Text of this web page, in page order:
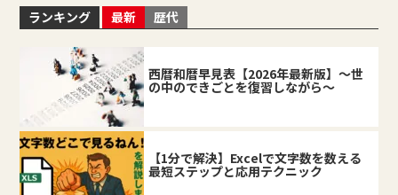
ランキング 最新 歴代
西暦和暦早見表【2026年最新版】～世
の中のできごとを復習しながら～
【1分で解決】Excelで文字数を数える
最短ステップと応用テクニック